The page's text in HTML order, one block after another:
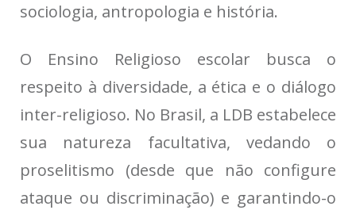
sociologia, antropologia e história.
O Ensino Religioso escolar busca o
respeito à diversidade, a ética e o diálogo
inter-religioso. No Brasil, a LDB estabelece
sua natureza facultativa, vedando o
proselitismo (desde que não configure
ataque ou discriminação) e garantindo-o